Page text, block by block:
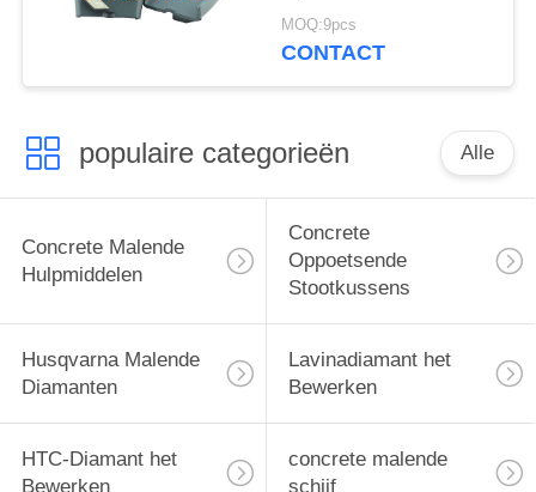
Schijf bewerken
MOQ:9pcs
CONTACT
populaire categorieën Alle
Concrete Malende
Hulpmiddelen
Concrete
Oppoetsende
Stootkussens
Husqvarna Malende
Diamanten
Lavinadiamant het
Bewerken
HTC-Diamant het
Bewerken
concrete malende
schijf